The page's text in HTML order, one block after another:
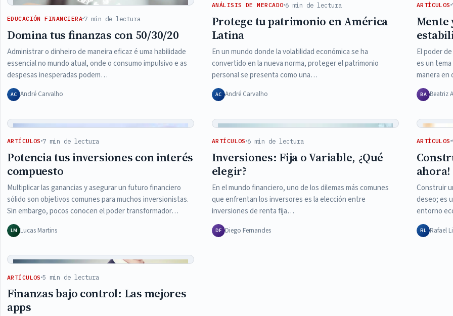
EDUCACIÓN FINANCIERA 7 min de lectura
Domina tus finanzas con 50/30/20
Administrar o dinheiro de maneira eficaz é uma habilidade
essencial no mundo atual, onde o consumo impulsivo e as
despesas inesperadas podem…
AC André Carvalho
ANÁLISIS DE MERCADO 6 min de lectura
Protege tu patrimonio en América
Latina
En un mundo donde la volatilidad económica se ha
convertido en la nueva norma, proteger el patrimonio
personal se presenta como una…
AC André Carvalho
ARTÍCULOS
Mente
El poder
es un
manera
BA Beatriz
ARTÍCULOS 7 min de lectura
Potencia tus inversiones con interés
compuesto
Multiplicar las ganancias y asegurar un futuro financiero
sólido son objetivos comunes para muchos inversionistas.
Sin embargo, pocos conocen el poder transformador…
LM Lucas Martins
ARTÍCULOS 6 min de lectura
Inversiones: Fija o Variable, ¿Qué
elegir?
En el mundo financiero, uno de los dilemas más comunes
que enfrentan los inversores es la elección entre
inversiones de renta fija…
DF Diego Fernandes
ARTÍCULOS
ahora!
Construir
deseo; es
entorno
RL Rafael
ARTÍCULOS 5 min de lectura
Finanzas bajo control: Las mejores
apps